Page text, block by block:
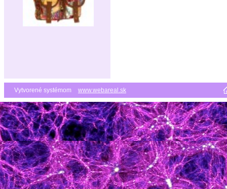
Vytvorené systémom www.webareal.sk